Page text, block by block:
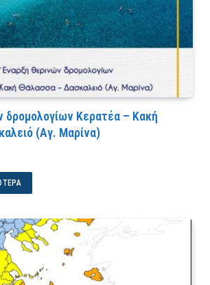
δρομολογίων Κερατέα – Κακή
(Αγ. Μαρίνα)